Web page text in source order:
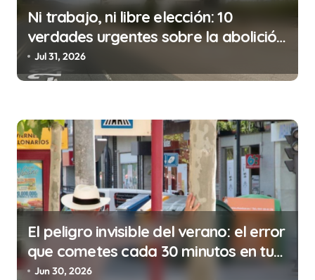
d
e
e
t
r
a
d
a
Ni trabajo, ni libre elección: 10
verdades urgentes sobre la abolición
de la prostitución
Jul 31, 2026
El peligro invisible del verano: el error
que cometes cada 30 minutos en tu
trabajo (y la ilegalidad que te puede
Jun 30, 2026